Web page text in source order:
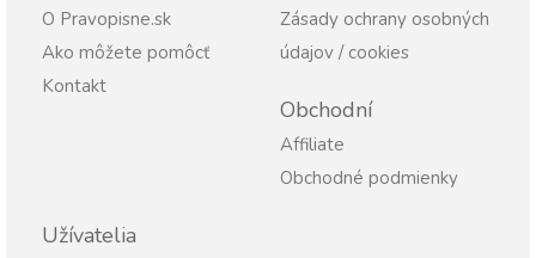
O Pravopisne.sk
Ako môžete pomôcť
Kontakt
Zásady ochrany osobných
údajov / cookies
Obchodní
Affiliate
Obchodné podmienky
Užívatelia